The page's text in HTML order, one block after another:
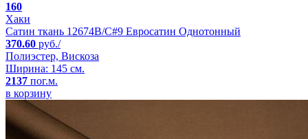
160
Хаки
Сатин ткань 12674B/C#9 Евросатин Однотонный
370.60 руб./
Полиэстер, Вискоза
Ширина: 145 см.
2137 пог.м.
в корзину